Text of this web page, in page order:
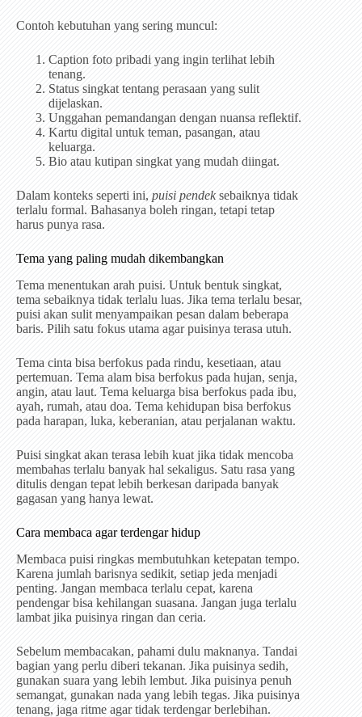
Contoh kebutuhan yang sering muncul:
Caption foto pribadi yang ingin terlihat lebih
tenang.
Status singkat tentang perasaan yang sulit
dijelaskan.
Unggahan pemandangan dengan nuansa reflektif.
Kartu digital untuk teman, pasangan, atau
keluarga.
Bio atau kutipan singkat yang mudah diingat.
Dalam konteks seperti ini, puisi pendek sebaiknya tidak
terlalu formal. Bahasanya boleh ringan, tetapi tetap
harus punya rasa.
Tema yang paling mudah dikembangkan
Tema menentukan arah puisi. Untuk bentuk singkat,
tema sebaiknya tidak terlalu luas. Jika tema terlalu besar,
puisi akan sulit menyampaikan pesan dalam beberapa
baris. Pilih satu fokus utama agar puisinya terasa utuh.
Tema cinta bisa berfokus pada rindu, kesetiaan, atau
pertemuan. Tema alam bisa berfokus pada hujan, senja,
angin, atau laut. Tema keluarga bisa berfokus pada ibu,
ayah, rumah, atau doa. Tema kehidupan bisa berfokus
pada harapan, luka, keberanian, atau perjalanan waktu.
Puisi singkat akan terasa lebih kuat jika tidak mencoba
membahas terlalu banyak hal sekaligus. Satu rasa yang
ditulis dengan tepat lebih berkesan daripada banyak
gagasan yang hanya lewat.
Cara membaca agar terdengar hidup
Membaca puisi ringkas membutuhkan ketepatan tempo.
Karena jumlah barisnya sedikit, setiap jeda menjadi
penting. Jangan membaca terlalu cepat, karena
pendengar bisa kehilangan suasana. Jangan juga terlalu
lambat jika puisinya ringan dan ceria.
Sebelum membacakan, pahami dulu maknanya. Tandai
bagian yang perlu diberi tekanan. Jika puisinya sedih,
gunakan suara yang lebih lembut. Jika puisinya penuh
semangat, gunakan nada yang lebih tegas. Jika puisinya
tenang, jaga ritme agar tidak terdengar berlebihan.